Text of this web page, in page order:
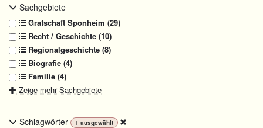
Sachgebiete
Grafschaft Sponheim (29)
Recht / Geschichte (10)
Regionalgeschichte (8)
Biografie (4)
Familie (4)
Zeige mehr Sachgebiete
Schlagwörter 1 ausgewählt